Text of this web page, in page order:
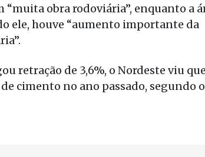
obra rodoviária”, enquanto a
ele, houve “aumento importante da
retração de 3,6%, o Nordeste viu
cimento no ano passado, segundo